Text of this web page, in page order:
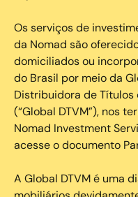
Os serviços de
da Nomad são
domiciliados ou
do Brasil por meio da
Distribuidora de Títulos
(“Global DTVM”), nos
Nomad Investment
acesse o documento
A Global DTVM é uma